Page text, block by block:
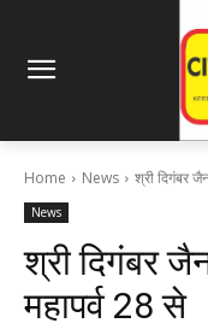
Home News श्री दिगंबर
News
श्री दिगंबर
महापर्व 28 से